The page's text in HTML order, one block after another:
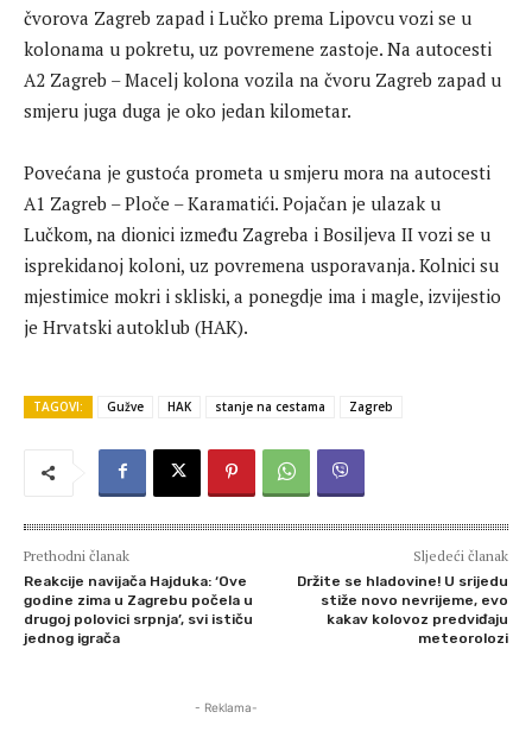
čvorova Zagreb zapad i Lučko prema Lipovcu vozi se u
kolonama u pokretu, uz povremene zastoje. Na autocesti
A2 Zagreb – Macelj kolona vozila na čvoru Zagreb zapad u
smjeru juga duga je oko jedan kilometar.
Povećana je gustoća prometa u smjeru mora na autocesti
A1 Zagreb – Ploče – Karamatići. Pojačan je ulazak u
Lučkom, na dionici između Zagreba i Bosiljeva II vozi se u
isprekidanoj koloni, uz povremena usporavanja. Kolnici su
mjestimice mokri i skliski, a ponegdje ima i magle, izvijestio
je Hrvatski autoklub (HAK).
TAGOVI: Gužve HAK stanje na cestama Zagreb
Prethodni članak
Reakcije navijača Hajduka: ‘Ove
godine zima u Zagrebu počela u
drugoj polovici srpnja’, svi ističu
jednog igrača
Sljedeći članak
Držite se hladovine! U srijedu
stiže novo nevrijeme, evo
kakav kolovoz predviđaju
meteorolozi
- Reklama-